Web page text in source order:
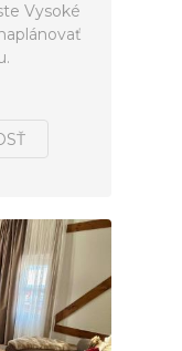
Vysoké